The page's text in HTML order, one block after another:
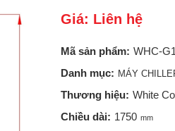
Giá: Liên hệ
Mã sản phẩm: WHC-
Danh mục: MÁY
Thương hiệu: White
Chiều dài: 1750 mm